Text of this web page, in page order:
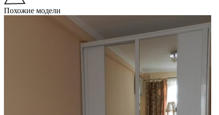
Похожие модели